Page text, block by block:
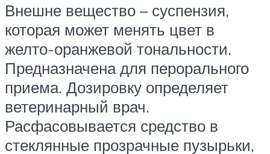
Внешне вещество – суспензия,
которая может менять цвет в
желто-оранжевой тональности.
Предназначена для перорального
приема. Дозировку определяет
ветеринарный врач.
Расфасовывается средство в
стеклянные прозрачные пузырьки,